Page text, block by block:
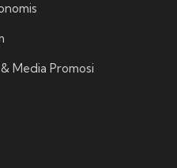
Media Promosi